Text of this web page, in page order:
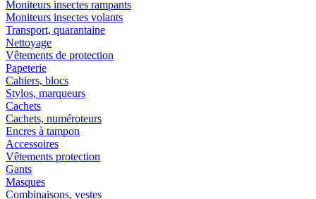
Moniteurs insectes rampants
Moniteurs insectes volants
Transport, quarantaine
Nettoyage
Vêtements de protection
Papeterie
Cahiers, blocs
Stylos, marqueurs
Cachets
Cachets, numéroteurs
Encres à tampon
Accessoires
Vêtements protection
Gants
Masques
Combinaisons, vestes